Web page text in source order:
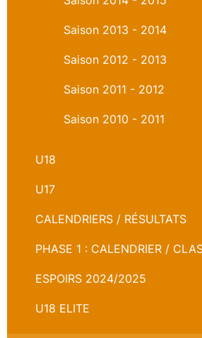
Saison 2013 - 2014
Saison 2012 - 2013
Saison 2011 - 2012
Saison 2010 - 2011
U18
U17
CALENDRIERS / RÉSULTATS
PHASE 1 : CALENDRIER /
ESPOIRS 2024/2025
U18 ELITE